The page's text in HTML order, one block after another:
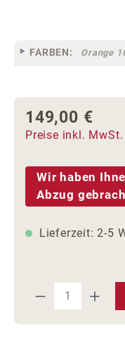
FARBEN: Orange
Regulärer Preis:
149,00 €
Preise inkl.
Wir haben
Abzug
Lieferzeit: 2-5
Produkt